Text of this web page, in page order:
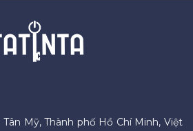
Mỹ, Thành phố Hồ Chí Minh, Việt